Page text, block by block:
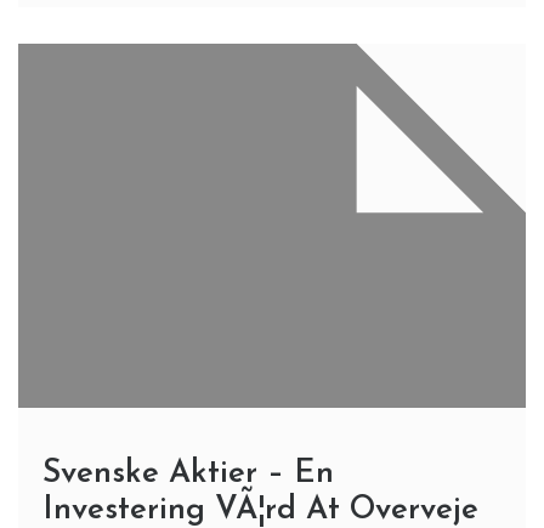
Svenske Aktier – En
Investering VÃ¦rd At Overveje